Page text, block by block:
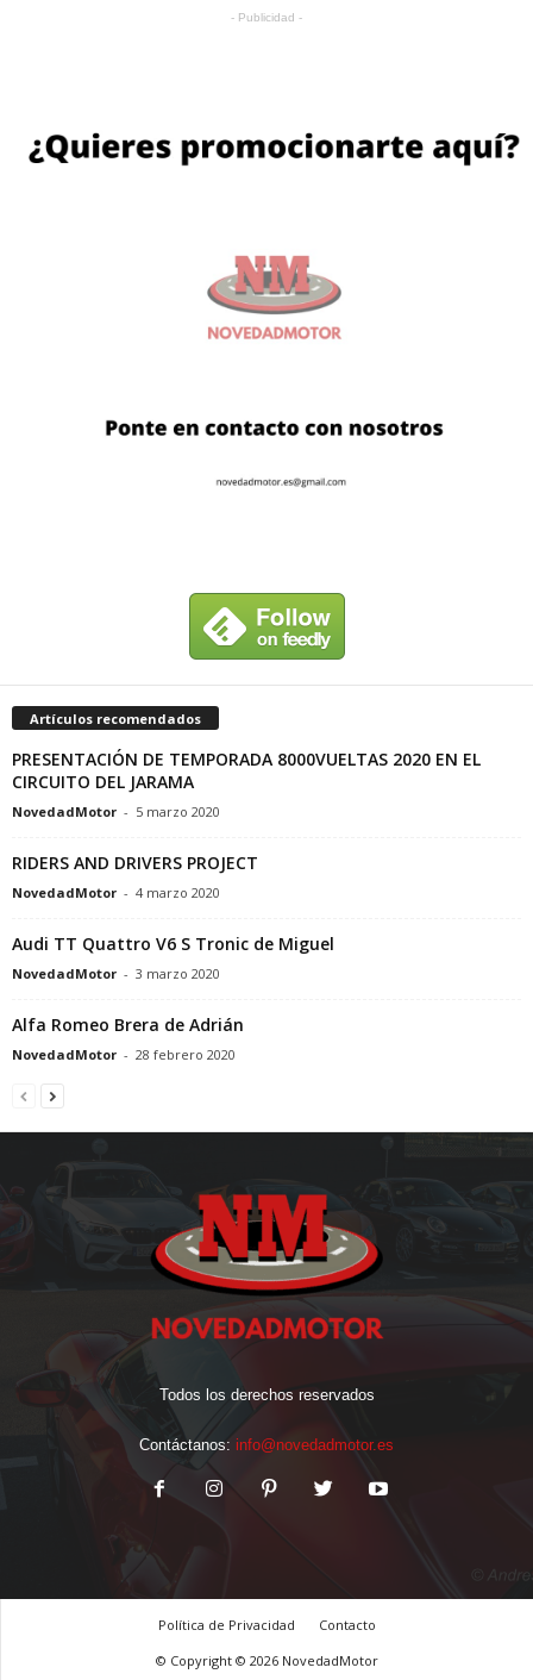
- Publicidad -
Artículos recomendados
PRESENTACIÓN DE TEMPORADA 8000VUELTAS 2020 EN EL
CIRCUITO DEL JARAMA
NovedadMotor - 5 marzo 2020
RIDERS AND DRIVERS PROJECT
NovedadMotor - 4 marzo 2020
Audi TT Quattro V6 S Tronic de Miguel
NovedadMotor - 3 marzo 2020
Alfa Romeo Brera de Adrián
NovedadMotor - 28 febrero 2020
Todos los derechos reservados
Contáctanos: info@novedadmotor.es
Política de Privacidad
Contacto
© Copyright © 2026 NovedadMotor